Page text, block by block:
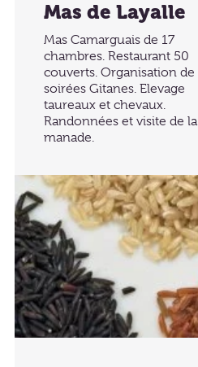
Mas de Layalle
Mas Camarguais de 17
chambres. Restaurant 50
couverts. Organisation de
soirées Gitanes. Elevage
taureaux et chevaux.
Randonnées et visite de la
manade.